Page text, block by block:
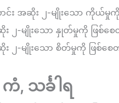
း အဆိုး ၂-မျိုးသော ကိုယ်
း ၂-မျိုးသော နှုတ်မှုကို ဖြ
း ၂-မျိုးသော စိတ်မှုကို ဖြ
, သင်္ခါရ